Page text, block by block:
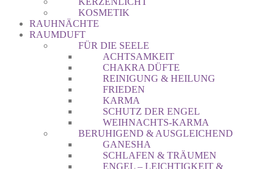
KOSMETIK
RAUHNÄCHTE
RAUMDUFT
FÜR DIE SEELE
ACHTSAMKEIT
CHAKRA DÜFTE
REINIGUNG & HEILUNG
FRIEDEN
KARMA
SCHUTZ DER ENGEL
WEIHNACHTS-KARMA
BERUHIGEND & AUSGLEICHEND
GANESHA
SCHLAFEN & TRÄUMEN
ENGEL – LEICHTIGKEIT &